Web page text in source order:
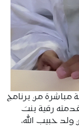
مباشرة من برنامج
رقية بنت
ولد حبيب الله،